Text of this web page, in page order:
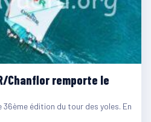
Chanflor remporte le
édition du tour des yoles. En